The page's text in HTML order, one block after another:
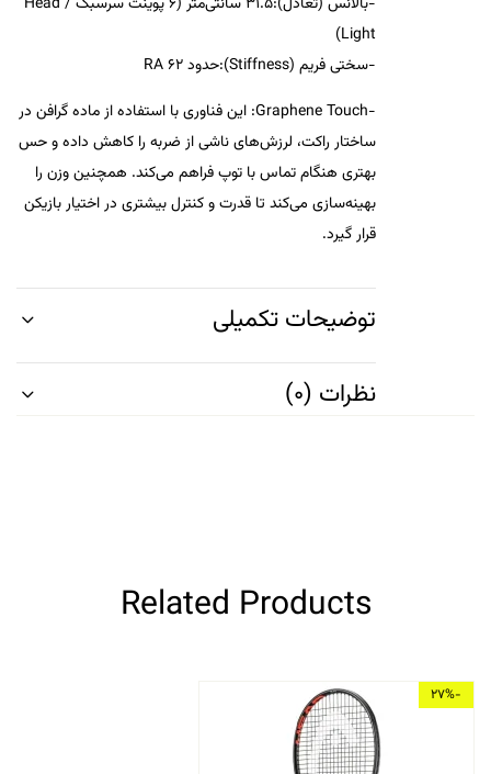
Light)
-سختی فریم (Stiffness):حدود 62 RA
-Graphene Touch: این فناوری با استفاده از ماده گرافن در
ساختار راکت، لرزش‌های ناشی از ضربه را کاهش داده و حس
بهتری هنگام تماس با توپ فراهم می‌کند. همچنین وزن را
بهینه‌سازی می‌کند تا قدرت و کنترل بیشتری در اختیار بازیکن
قرار گیرد.
توضیحات تکمیلی
نظرات (0)
Related Products
-27%